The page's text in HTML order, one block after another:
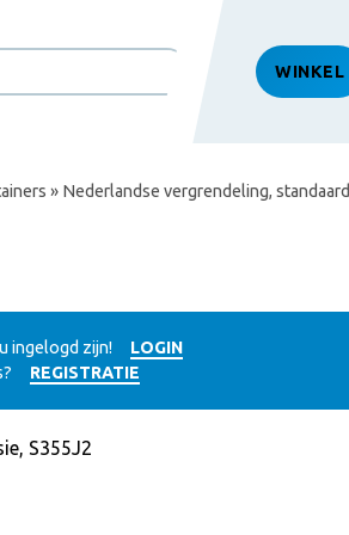
WINKEL
» Nederlandse vergrendeling, standaard
ingelogd zijn!
LOGIN
REGISTRATIE
S355J2